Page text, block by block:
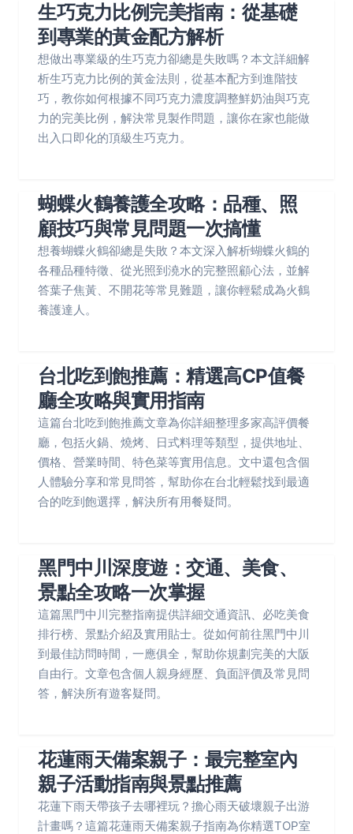
生巧克力比例完美指南：從基礎
到專業的黃金配方解析
想做出專業級的生巧克力卻總是失敗嗎？本文詳細解
析生巧克力比例的黃金法則，從基本配方到進階技
巧，教你如何根據不同巧克力濃度調整鮮奶油與巧克
力的完美比例，解決常見製作問題，讓你在家也能做
出入口即化的頂級生巧克力。
蝴蝶火鶴養護全攻略：品種、照
顧技巧與常見問題一次搞懂
想養蝴蝶火鶴卻總是失敗？本文深入解析蝴蝶火鶴的
各種品種特徵、從光照到澆水的完整照顧心法，並解
答葉子焦黃、不開花等常見難題，讓你輕鬆成為火鶴
養護達人。
台北吃到飽推薦：精選高CP值餐
廳全攻略與實用指南
這篇台北吃到飽推薦文章為你詳細整理多家高評價餐
廳，包括火鍋、燒烤、日式料理等類型，提供地址、
價格、營業時間、特色菜等實用信息。文中還包含個
人體驗分享和常見問答，幫助你在台北輕鬆找到最適
合的吃到飽選擇，解決所有用餐疑問。
黑門中川深度遊：交通、美食、
景點全攻略一次掌握
這篇黑門中川完整指南提供詳細交通資訊、必吃美食
排行榜、景點介紹及實用貼士。從如何前往黑門中川
到最佳訪問時間，一應俱全，幫助你規劃完美的大阪
自由行。文章包含個人親身經歷、負面評價及常見問
答，解決所有遊客疑問。
花蓮雨天備案親子：最完整室內
親子活動指南與景點推薦
花蓮下雨天帶孩子去哪裡玩？擔心雨天破壞親子出游
計畫嗎？這篇花蓮雨天備案親子指南為你精選TOP室